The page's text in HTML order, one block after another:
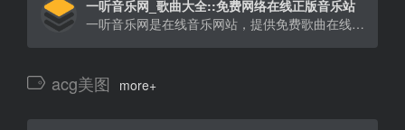
一听音乐网_歌曲大全::免费网络在线正版音乐站
一听音乐网是在线音乐网站，提供免费歌曲在线试听、下载。一听音乐网拥有正版、庞大、完整的曲库，歌曲更新迅速，试听流畅，口碑极佳。一听音乐网，每天听一听
acg美图 more+